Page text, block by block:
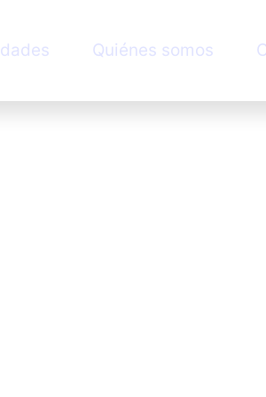
Quiénes somos